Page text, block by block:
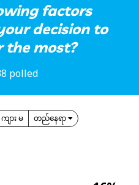
factors
decision to
the most?
polled
ကျား မ တည်နေရာ